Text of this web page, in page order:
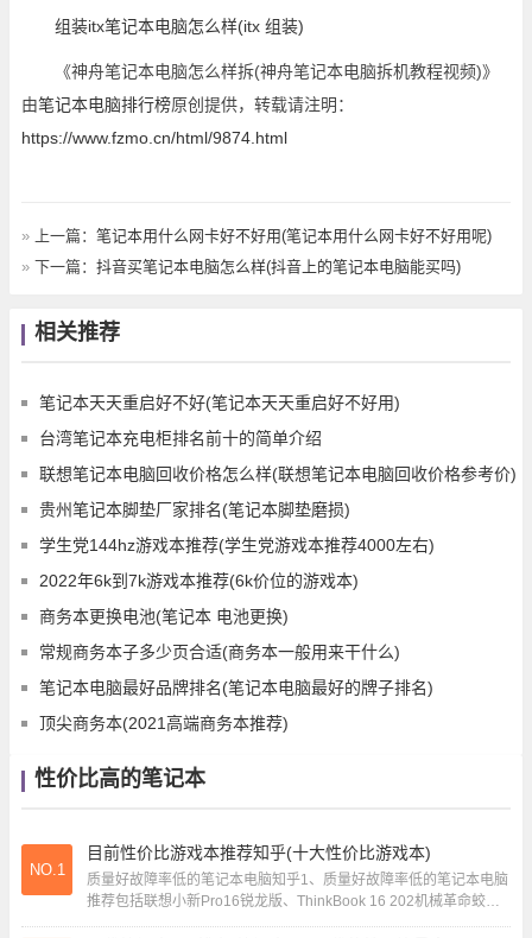
组装itx笔记本电脑怎么样(itx 组装)
《神舟笔记本电脑怎么样拆(神舟笔记本电脑拆机教程视频)》
由笔记本电脑排行榜原创提供，转载请注明：
https://www.fzmo.cn/html/9874.html
» 上一篇： 笔记本用什么网卡好不好用(笔记本用什么网卡好不好用呢)
» 下一篇： 抖音买笔记本电脑怎么样(抖音上的笔记本电脑能买吗)
相关推荐
笔记本天天重启好不好(笔记本天天重启好不好用)
台湾笔记本充电柜排名前十的简单介绍
联想笔记本电脑回收价格怎么样(联想笔记本电脑回收价格参考价)
贵州笔记本脚垫厂家排名(笔记本脚垫磨损)
学生党144hz游戏本推荐(学生党游戏本推荐4000左右)
2022年6k到7k游戏本推荐(6k价位的游戏本)
商务本更换电池(笔记本 电池更换)
常规商务本子多少页合适(商务本一般用来干什么)
笔记本电脑最好品牌排名(笔记本电脑最好的牌子排名)
顶尖商务本(2021高端商务本推荐)
性价比高的笔记本
NO.1
目前性价比游戏本推荐知乎(十大性价比游戏本)
质量好故障率低的笔记本电脑知乎1、质量好故障率低的笔记本电脑
推荐包括联想小新Pro16锐龙版、ThinkBook 16 202机械革命蛟龙
16 Pro、Micr...